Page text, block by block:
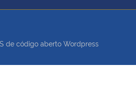
de código aberto Wordpress